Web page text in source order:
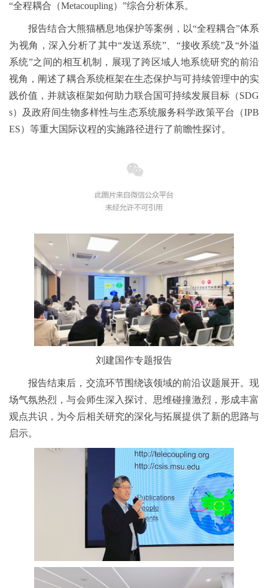
“全程耦合（Metacoupling）”综合分析体系。
报告结合大熊猫栖息地保护等案例，以“全程耦合”体系
为视角，深入分析了其中“发送系统”、“接收系统”及“外溢
系统”之间的相互机制，展现了跨区域人地系统研究的前沿
视角，阐述了耦合系统框架在生态保护与可持续管理中的实
践价值，并就该框架如何助力联合国可持续发展目标（SDG
s）及政府间生物多样性与生态系统服务科学政策平台（IPB
ES）等重大国际议程的实施路径进行了前瞻性探讨。
刘建国作专题报告
报告结束后，交流环节围绕该领域的前沿议题展开。现
场气氛热烈，与会师生深入探讨、思维碰撞激烈，形成丰富
观点共识，为今后相关研究的深化与拓展提供了新的思路与
启示。